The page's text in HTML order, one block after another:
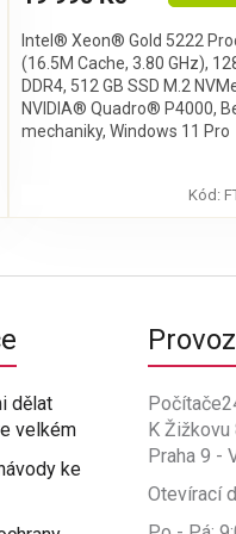
Intel® Xeon® Gold 5222
(16.5M Cache, 3.80 GHz),
DDR4, 512 GB SSD M.2
NVIDIA® Quadro® P4000,
mechaniky, Windows 11 Pro
Kód:
v
d
a
í
p
r
k
y
dělat
velkém
ke
K
Praha 9 -
Otevírací